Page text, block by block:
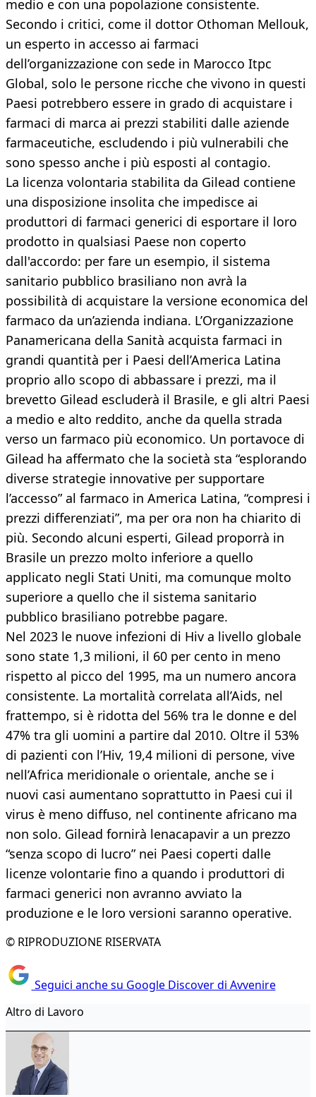
medio e con una popolazione consistente.
Secondo i critici, come il dottor Othoman Mellouk,
un esperto in accesso ai farmaci
dell’organizzazione con sede in Marocco Itpc
Global, solo le persone ricche che vivono in questi
Paesi potrebbero essere in grado di acquistare i
farmaci di marca ai prezzi stabiliti dalle aziende
farmaceutiche, escludendo i più vulnerabili che
sono spesso anche i più esposti al contagio.
La licenza volontaria stabilita da Gilead contiene
una disposizione insolita che impedisce ai
produttori di farmaci generici di esportare il loro
prodotto in qualsiasi Paese non coperto
dall'accordo: per fare un esempio, il sistema
sanitario pubblico brasiliano non avrà la
possibilità di acquistare la versione economica del
farmaco da un’azienda indiana. L’Organizzazione
Panamericana della Sanità acquista farmaci in
grandi quantità per i Paesi dell’America Latina
proprio allo scopo di abbassare i prezzi, ma il
brevetto Gilead escluderà il Brasile, e gli altri Paesi
a medio e alto reddito, anche da quella strada
verso un farmaco più economico. Un portavoce di
Gilead ha affermato che la società sta “esplorando
diverse strategie innovative per supportare
l’accesso” al farmaco in America Latina, “compresi i
prezzi differenziati”, ma per ora non ha chiarito di
più. Secondo alcuni esperti, Gilead proporrà in
Brasile un prezzo molto inferiore a quello
applicato negli Stati Uniti, ma comunque molto
superiore a quello che il sistema sanitario
pubblico brasiliano potrebbe pagare.
Nel 2023 le nuove infezioni di Hiv a livello globale
sono state 1,3 milioni, il 60 per cento in meno
rispetto al picco del 1995, ma un numero ancora
consistente. La mortalità correlata all’Aids, nel
frattempo, si è ridotta del 56% tra le donne e del
47% tra gli uomini a partire dal 2010. Oltre il 53%
di pazienti con l’Hiv, 19,4 milioni di persone, vive
nell’Africa meridionale o orientale, anche se i
nuovi casi aumentano soprattutto in Paesi cui il
virus è meno diffuso, nel continente africano ma
non solo. Gilead fornirà lenacapavir a un prezzo
“senza scopo di lucro” nei Paesi coperti dalle
licenze volontarie fino a quando i produttori di
farmaci generici non avranno avviato la
produzione e le loro versioni saranno operative.
© RIPRODUZIONE RISERVATA
Seguici anche su Google Discover di Avvenire
Altro di Lavoro